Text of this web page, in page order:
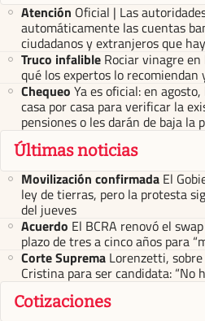
Atención Oficial | Las
automáticamente las cuentas
ciudadanos y extranjeros que
Truco infalible Rociar vinagre en
qué los expertos lo
Chequeo Ya es oficial: en
casa por casa para verificar la
pensiones o les darán de baja la
Últimas noticias
Movilización confirmada El
ley de tierras, pero la protesta
del jueves
Acuerdo El BCRA renovó el
plazo de tres a cinco años para
Corte Suprema Lorenzetti,
Cristina para ser candidata: “No
Cotizaciones